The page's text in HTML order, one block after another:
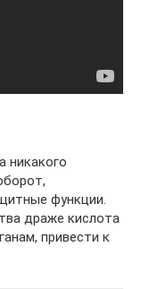
никакого
функции.
драже кислота
привести к